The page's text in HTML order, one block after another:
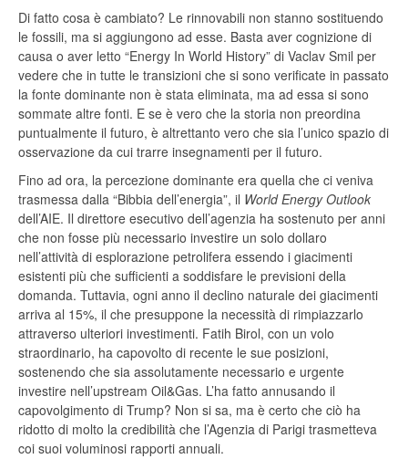
Di fatto cosa è cambiato? Le rinnovabili non stanno sostituendo
le fossili, ma si aggiungono ad esse. Basta aver cognizione di
causa o aver letto “Energy In World History” di Vaclav Smil per
vedere che in tutte le transizioni che si sono verificate in passato
la fonte dominante non è stata eliminata, ma ad essa si sono
sommate altre fonti. E se è vero che la storia non preordina
puntualmente il futuro, è altrettanto vero che sia l’unico spazio di
osservazione da cui trarre insegnamenti per il futuro.
Fino ad ora, la percezione dominante era quella che ci veniva
trasmessa dalla “Bibbia dell’energia”, il World Energy Outlook
dell’AIE. Il direttore esecutivo dell’agenzia ha sostenuto per anni
che non fosse più necessario investire un solo dollaro
nell’attività di esplorazione petrolifera essendo i giacimenti
esistenti più che sufficienti a soddisfare le previsioni della
domanda. Tuttavia, ogni anno il declino naturale dei giacimenti
arriva al 15%, il che presuppone la necessità di rimpiazzarlo
attraverso ulteriori investimenti. Fatih Birol, con un volo
straordinario, ha capovolto di recente le sue posizioni,
sostenendo che sia assolutamente necessario e urgente
investire nell’upstream Oil&Gas. L’ha fatto annusando il
capovolgimento di Trump? Non si sa, ma è certo che ciò ha
ridotto di molto la credibilità che l’Agenzia di Parigi trasmetteva
coi suoi voluminosi rapporti annuali.